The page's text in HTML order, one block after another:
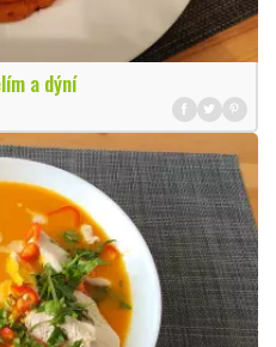
a dýní